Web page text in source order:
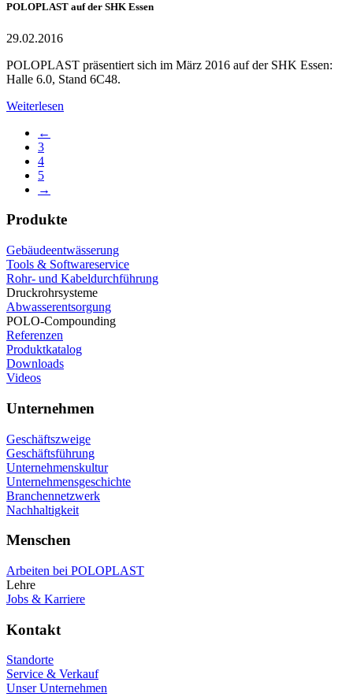
POLOPLAST auf der SHK Essen
29.02.2016
POLOPLAST präsentiert sich im März 2016 auf der SHK Essen:
Halle 6.0, Stand 6C48.
Weiterlesen
←
3
4
5
→
Produkte
Gebäudeentwässerung
Tools & Softwareservice
Rohr- und Kabeldurchführung
Druckrohrsysteme
Abwasserentsorgung
POLO-Compounding
Referenzen
Produktkatalog
Downloads
Videos
Unternehmen
Geschäftszweige
Geschäftsführung
Unternehmenskultur
Unternehmensgeschichte
Branchennetzwerk
Nachhaltigkeit
Menschen
Arbeiten bei POLOPLAST
Lehre
Jobs & Karriere
Kontakt
Standorte
Service & Verkauf
Unser Unternehmen